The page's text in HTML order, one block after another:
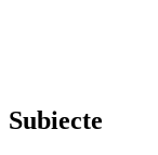
Subiecte